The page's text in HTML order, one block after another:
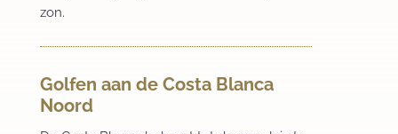
zon.
Golfen aan de Costa Blanca
Noord